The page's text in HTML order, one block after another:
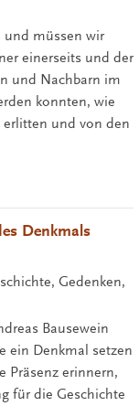
und müssen wir
einerseits und der
und Nachbarn im
konnten, wie
erlitten und von den
Denkmals
Gedenken,
Bausewein
ein Denkmal setzen
Präsenz erinnern,
für die Geschichte